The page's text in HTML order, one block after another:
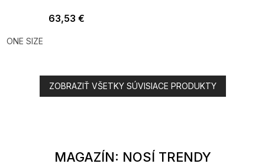
63,53 €
ONE SIZE
ZOBRAZIŤ VŠETKY SÚVISIACE PRODUKTY
MAGAZÍN: NOSÍ TRENDY